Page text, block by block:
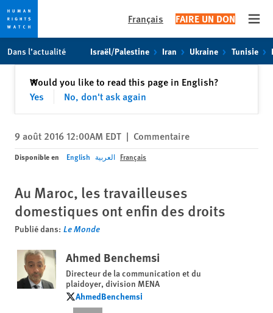
toto
content
Français FAIRE UN DON
Dans l’actualité Israël/Palestine Iran Ukraine Tunisie
Would you like to read this page in English?
Yes
No, don't ask again
✕Fermer
9 août 2016 12:00AM EDT | Commentaire
Disponible en English العربية Français
Au Maroc, les travailleuses
domestiques ont enfin des droits
Publié dans: Le Monde
Ahmed Benchemsi
Directeur de la communication et du
plaidoyer, division MENA
AhmedBenchemsi
AhmedBenchemsi